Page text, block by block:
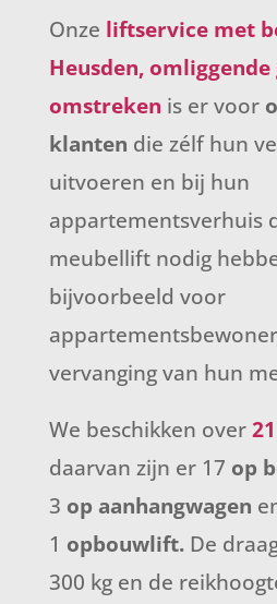
Onze liftservice met
Heusden,
omstreken is er voor
klanten die zélf hun
uitvoeren en bij hun
appartementsverhuis
meubellift nodig
bijvoorbeeld voor
vervanging van hun
We beschikken over
daarvan zijn er 17 op
3 op aanhangwagen
1 opbouwlift. De
300 kg en de